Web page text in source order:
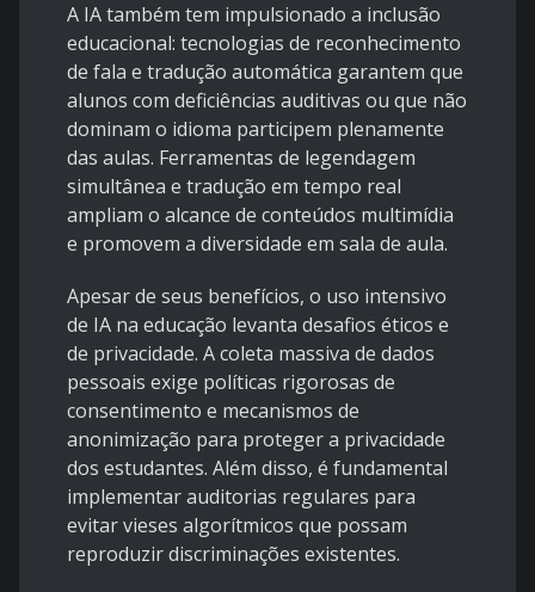
A IA também tem impulsionado a inclusão
educacional: tecnologias de reconhecimento
de fala e tradução automática garantem que
alunos com deficiências auditivas ou que não
dominam o idioma participem plenamente
das aulas. Ferramentas de legendagem
simultânea e tradução em tempo real
ampliam o alcance de conteúdos multimídia
e promovem a diversidade em sala de aula.
Apesar de seus benefícios, o uso intensivo
de IA na educação levanta desafios éticos e
de privacidade. A coleta massiva de dados
pessoais exige políticas rigorosas de
consentimento e mecanismos de
anonimização para proteger a privacidade
dos estudantes. Além disso, é fundamental
implementar auditorias regulares para
evitar vieses algorítmicos que possam
reproduzir discriminações existentes.